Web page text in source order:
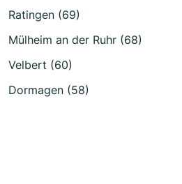
Ratingen (69)
Mülheim an der Ruhr (68)
Velbert (60)
Dormagen (58)